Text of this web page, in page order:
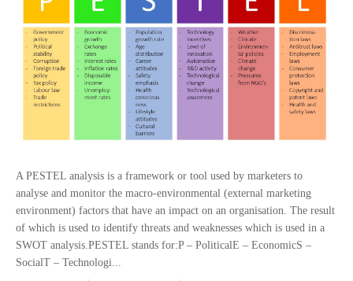
A PESTEL analysis is a framework or tool used by marketers to
analyse and monitor the macro-environmental (external marketing
environment) factors that have an impact on an organisation. The result
of which is used to identify threats and weaknesses which is used in a
SWOT analysis.PESTEL stands for:P – PoliticalE – EconomicS –
SocialT – Technologi...